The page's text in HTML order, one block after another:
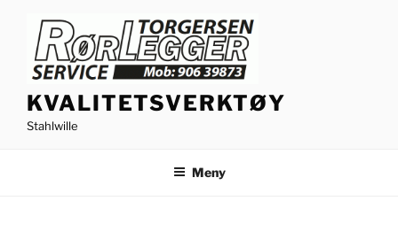
innhold
KVALITETSVERKTØY
Stahlwille
Meny